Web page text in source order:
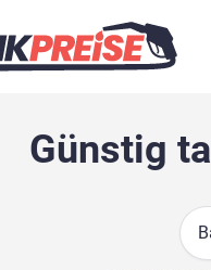
Günstig